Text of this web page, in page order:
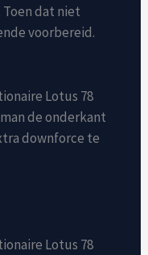
dat niet
voorbereid.
Lotus 78
de onderkant
downforce te
Lotus 78